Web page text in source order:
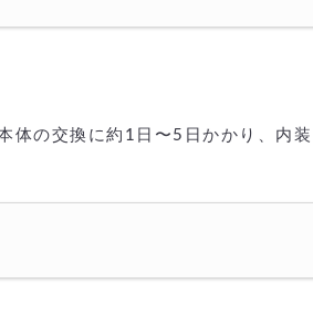
体の交換に約1日〜5日かかり、内装